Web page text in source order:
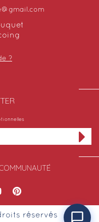
?
réservés